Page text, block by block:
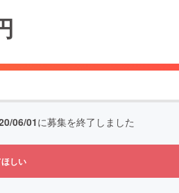
06/01に募集を終了しました
しい